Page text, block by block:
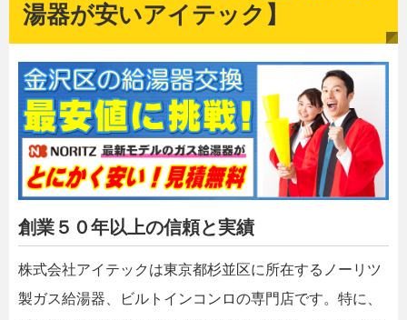
湯器が安いアイテック】
創業５０年以上の信頼と実績
株式会社アイテックは東京都杉並区に所在するノーリツ
製ガス給湯器、ビルトインコンロの専門店です。特に、